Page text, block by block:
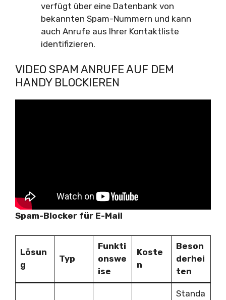
verfügt über eine Datenbank von
bekannten Spam-Nummern und kann
auch Anrufe aus Ihrer Kontaktliste
identifizieren.
VIDEO SPAM ANRUFE AUF DEM
HANDY BLOCKIEREN
Spam-Blocker für E-Mail
Lösun
g
Typ
Funkti
onswe
ise
Koste
n
Beson
derhei
ten
Standa